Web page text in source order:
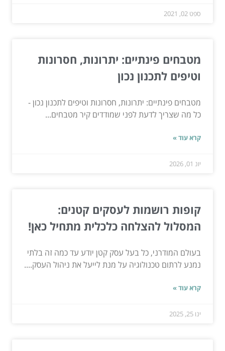
ספט 02, 2021
מטבחים פינתיים: יתרונות, חסרונות
וטיפים לתכנון נכון
מטבחים פינתיים: יתרונות, חסרונות וטיפים לתכנון נכון -
כל מה שצריך לדעת לפני שמודדים קיר מטבחים...
קרא עוד »
יונ 01, 2026
קופות רושמות לעסקים קטנים:
המסלול להצלחה כלכלית מתחיל כאן!
בעולם המודרני, כל בעל עסק קטן יודע עד כמה זה בלתי
נמנע לרתום טכנולוגיה על מנת לייעל את ניהול העסק....
קרא עוד »
ינו 25, 2025